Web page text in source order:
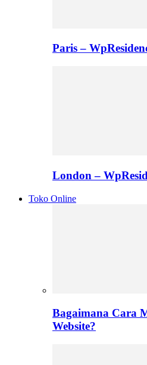
Paris –
London –
Toko Online
Bagaimana Cara
Website?